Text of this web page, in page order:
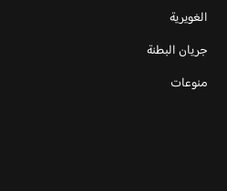
الغويرية
جريان البطنة
منوعات